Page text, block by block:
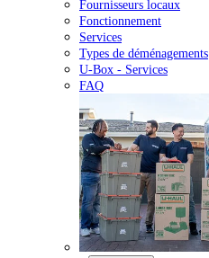
Fournisseurs locaux
Fonctionnement
Services
Types de déménagements
U-Box - Services
FAQ